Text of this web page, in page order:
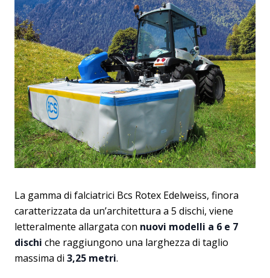
La gamma di falciatrici Bcs Rotex Edelweiss, finora
caratterizzata da un’architettura a 5 dischi, viene
letteralmente allargata con nuovi modelli a 6 e 7
dischi che raggiungono una larghezza di taglio
massima di 3,25 metri.